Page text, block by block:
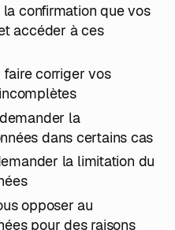
confirmation que vos
accéder à ces
faire corriger vos
la
dans certains cas
la limitation du
opposer au
pour des raisons